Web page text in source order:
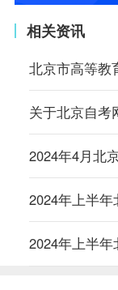
相关资讯
关于北京自考
2024年4月北
2024年上半
2024年上半